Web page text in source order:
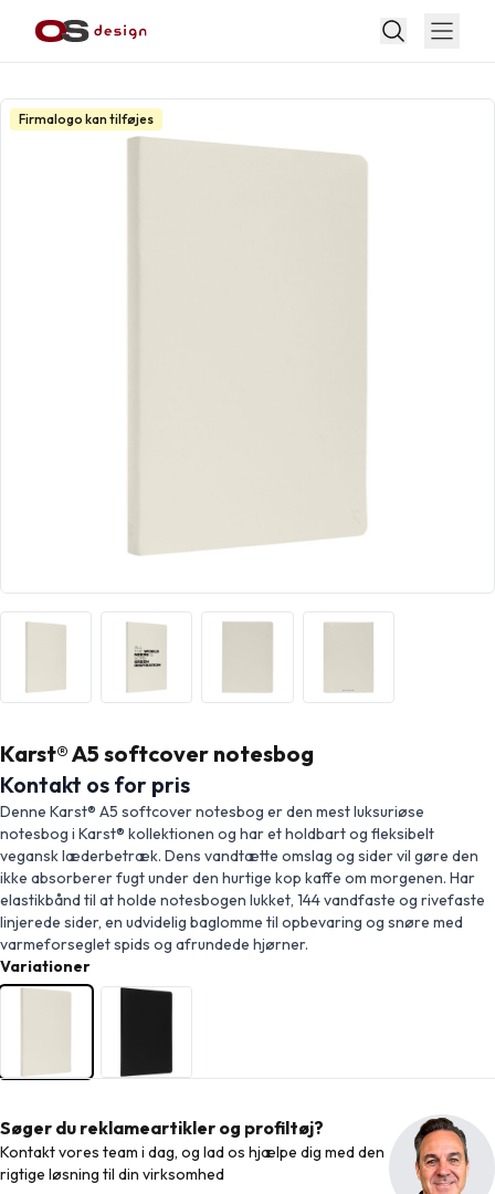
Firmalogo kan tilføjes
Karst® A5 softcover notesbog
Kontakt os for pris
Denne Karst® A5 softcover notesbog er den mest luksuriøse
notesbog i Karst® kollektionen og har et holdbart og fleksibelt
vegansk læderbetræk. Dens vandtætte omslag og sider vil gøre den
ikke absorberer fugt under den hurtige kop kaffe om morgenen. Har
elastikbånd til at holde notesbogen lukket, 144 vandfaste og rivefaste
linjerede sider, en udvidelig baglomme til opbevaring og snøre med
varmeforseglet spids og afrundede hjørner.
Variationer
Søger du reklameartikler og profiltøj?
Kontakt vores team i dag, og lad os hjælpe dig med den
rigtige løsning til din virksomhed